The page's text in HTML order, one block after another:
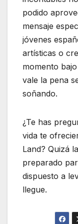
podido
mensaje
jóvenes
artísticas o
momento
vale la pena
soñando.
¿Te has
vida te
Land? Quizá
preparado
dispuesto a
llegue.